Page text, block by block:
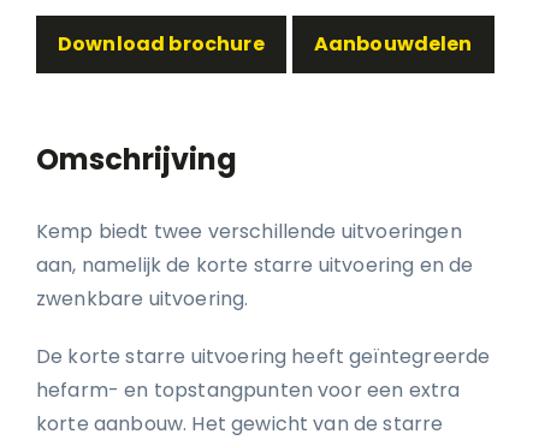
Download brochure Aanbouwdelen
Omschrijving
Kemp biedt twee verschillende uitvoeringen
aan, namelijk de korte starre uitvoering en de
zwenkbare uitvoering.
De korte starre uitvoering heeft geïntegreerde
hefarm- en topstangpunten voor een extra
korte aanbouw. Het gewicht van de starre